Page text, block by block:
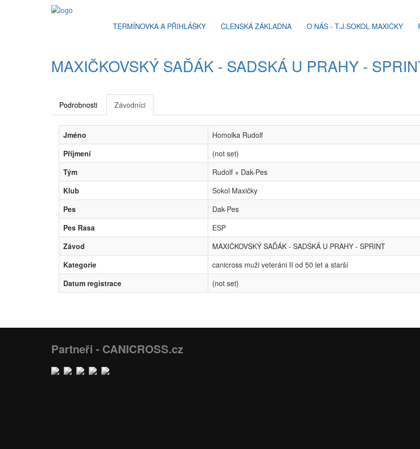
TERMÍNOVKA A PŘIHLÁŠKY ČLENSKÁ ZÁKLADNA O NÁS - T.J.SOKOL MAXIČKY
MAXIČKOVSKÝ SAĎÁK - SADSKÁ U PRAHY -
Podrobnosti Závodníci
Jméno
Homolka Rudolf
Příjmení
(not set)
Tým
Rudolf + Dak-Pes
Klub
Sokol Maxičky
Pes
Dak-Pes
Pes Rasa
ESP
Závod
MAXIČKOVSKÝ SAĎÁK - SADSKÁ U PRAHY - SPRINT
Kategorie
canicross muži veteráni II od 50 let a starší
Datum registrace
(not set)
Partneři - CANICROSS.cz